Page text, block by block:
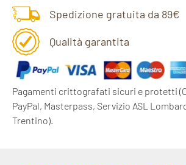
Spedizione gratuita da 89€
Qualità garantita
Pagamenti crittografati sicuri e protetti
PayPal, Masterpass, Servizio ASL
Trentino).